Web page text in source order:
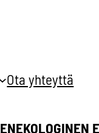
Ota yhteyttä
EKOLOGINEN